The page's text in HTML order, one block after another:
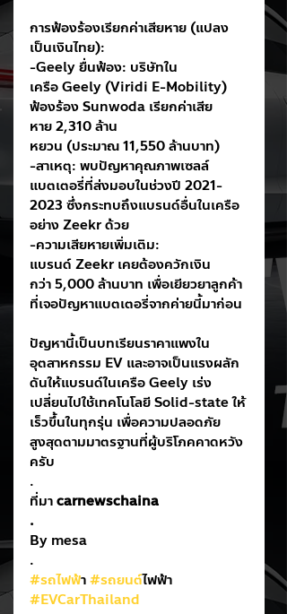
การฟ้องร้องเรียกค่าเสียหาย (แปลง
เป็นเงินไทย):
-Geely ยื่นฟ้อง: บริษัทใน
เครือ Geely (Viridi E-Mobility)
ฟ้องร้อง Sunwoda เรียกค่าเสีย
หาย 2,310 ล้าน
หยวน (ประมาณ 11,550 ล้านบาท)
-สาเหตุ: พบปัญหาคุณภาพเซลล์
แบตเตอรี่ที่ส่งมอบในช่วงปี 2021-
2023 ซึ่งกระทบถึงแบรนด์อื่นในเครือ
อย่าง Zeekr ด้วย
-ความเสียหายเพิ่มเติม:
แบรนด์ Zeekr เคยต้องควักเงิน
กว่า 5,000 ล้านบาท เพื่อเยียวยาลูกค้า
ที่เจอปัญหาแบตเตอรี่จากค่ายนี้มาก่อน
ปัญหานี้เป็นบทเรียนราคาแพงใน
อุตสาหกรรม EV และอาจเป็นแรงผลัก
ดันให้แบรนด์ในเครือ Geely เร่ง
เปลี่ยนไปใช้เทคโนโลยี Solid-state ให้
เร็วขึ้นในทุกรุ่น เพื่อความปลอดภัย
สูงสุดตามมาตรฐานที่ผู้บริโภคคาดหวัง
ครับ
.
ที่มา carnewschaina
.
By mesa
.
#รถไฟฟ้า #รถยนต์ไฟฟ้า
#EVCarThailand